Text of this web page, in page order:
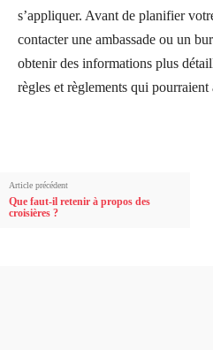
s’appliquer. Avant de planifier
contacter une ambassade ou un
obtenir des informations plus
règles et règlements qui
Article précédent
Que faut-il retenir à propos des
croisières ?